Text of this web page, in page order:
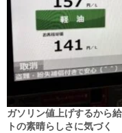
ガソリン値上げするから
トの素晴らしさに気づく